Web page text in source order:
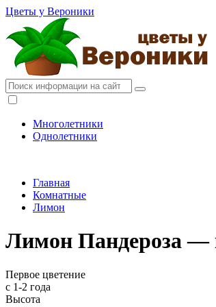
Цветы у Вероники
Многолетники
Однолетники
Главная
Комнатные
Лимон
Лимон Пандероза —
Первое цветение
с 1-2 года
Высота